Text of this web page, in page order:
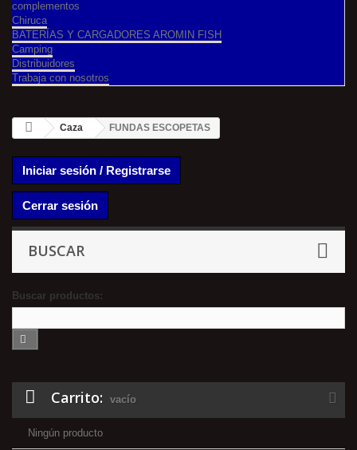
complementos
Chiruca
BATERÍAS Y CARGADORES AROMIN FISH
Camping
Distribuidores
Trabaja con nosotros
Caza FUNDAS ESCOPETAS
Iniciar sesión / Registrarse
Cerrar sesión
BUSCAR
Buscar productos:
Carrito: vacío
Ningún producto